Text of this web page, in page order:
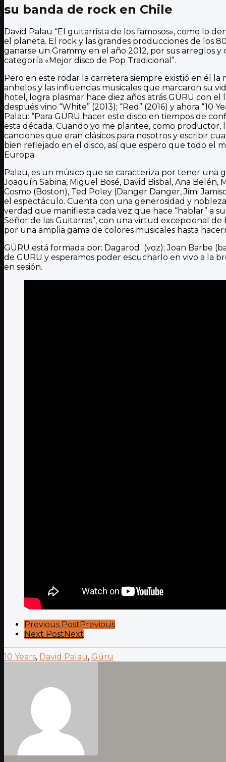
su banda de rock en Chile
David Palau “El guitarrista de los famosos», como lo
el planeta. El rock y las grandes producciones de los
ganarse un Grammy en el año 2012, por sus arreglos
categoría «Mejor disco de Pop Tradicional”.
Pero en este rodar la carretera siempre existió en él
anhelos y las influencias musicales que marcaron su
hotel, logra plasmar hace diez años atrás GÜRU con
después vino “White” (2013); “Red” (2016) y ahora
Palau: “Para GÜRU hacer este disco en tiempos de
esta década. Cuando yo me plantee, como productor,
canciones que eran clásicos para nosotros y escribir
bien reflejado en el disco, así que espero que todo el
Europa.
Palau, es un músico que se caracteriza por tener una
Joaquín Sabina, Miguel Bosé, David Bisbal, Ana
Cosmo (Boston), Ted Poley (Danger Danger, Jimi
el espectáculo. Cuenta con una generosidad y
verdad que manifiesta cada vez que hace “hablar” a
Señor de las Guitarras”, con una virtud excepcional de
por una amplia gama de colores musicales hasta
GÜRU está formada por: Dagarod (voz); Joan Barbe
de GÜRU y esperamos poder escucharlo en vivo a la
en sesión.
Post
Pagination
Previous Post Previous
Next Post Next
10 Years, David Palau, Güru